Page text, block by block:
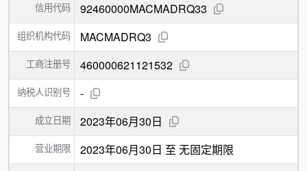
信用代码 92460000MACMADRQ33
组织机构代码 MACMADRQ3
工商注册号 460000621121532
纳税人识别号 -
成立日期 2023年06月30日
营业期限 2023年06月30日 至 无固定期限